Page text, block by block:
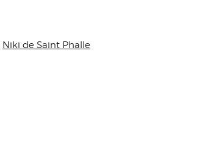
Niki de Saint Phalle